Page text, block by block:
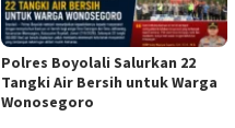
Polres Boyolali Salurkan 22
Tangki Air Bersih untuk Warga
Wonosegoro